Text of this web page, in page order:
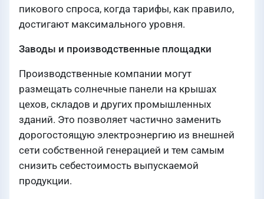
пикового спроса, когда тарифы, как правило,
достигают максимального уровня.
Заводы и производственные площадки
Производственные компании могут
размещать солнечные панели на крышах
цехов, складов и других промышленных
зданий. Это позволяет частично заменить
дорогостоящую электроэнергию из внешней
сети собственной генерацией и тем самым
снизить себестоимость выпускаемой
продукции.